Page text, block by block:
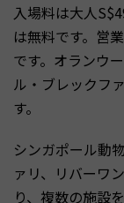
入場料は大人
は無料です。営
です。オランウ
ル・ブレックフ
す。
シンガポール動
ァリ、リバーワ
り、複数の施設